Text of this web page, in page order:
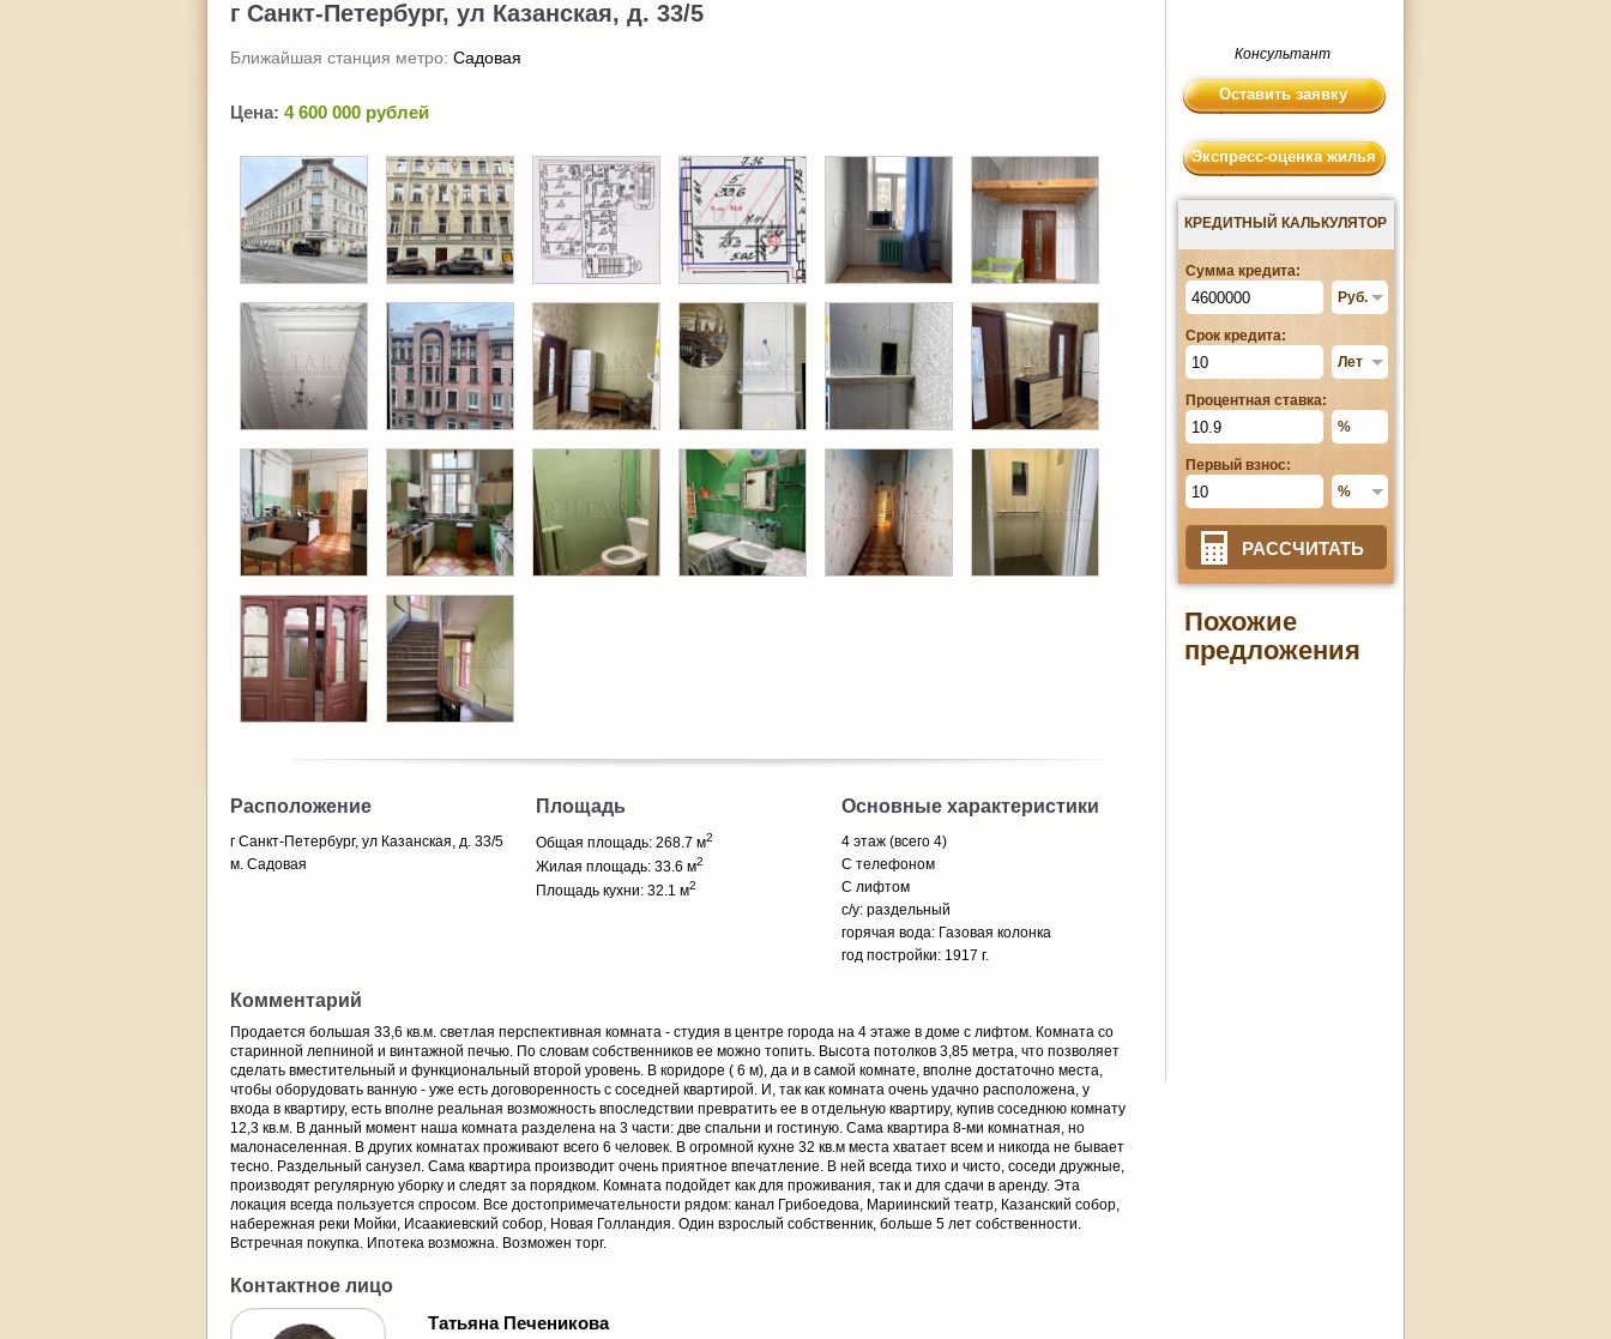
г Санкт-Петербург, ул Казанская, д. 33/5
Ближайшая станция метро: Садовая
Цена: 4 600 000 рублей
Расположение
г Санкт-Петербург, ул Казанская, д. 33/5
м. Садовая
Площадь
Общая площадь: 268.7 м2
Жилая площадь: 33.6 м2
Площадь кухни: 32.1 м2
Основные характеристики
4 этаж (всего 4)
С телефоном
С лифтом
с/у: раздельный
горячая вода: Газовая колонка
год постройки: 1917 г.
Комментарий
Продается большая 33,6 кв.м. светлая перспективная комната - студия в центре города на 4 этаже в доме с лифтом. Комната со
старинной лепниной и винтажной печью. По словам собственников ее можно топить. Высота потолков 3,85 метра, что позволяет
сделать вместительный и функциональный второй уровень. В коридоре ( 6 м), да и в самой комнате, вполне достаточно места,
чтобы оборудовать ванную - уже есть договоренность с соседней квартирой. И, так как комната очень удачно расположена, у
входа в квартиру, есть вполне реальная возможность впоследствии превратить ее в отдельную квартиру, купив соседнюю комнату
12,3 кв.м. В данный момент наша комната разделена на 3 части: две спальни и гостиную. Сама квартира 8-ми комнатная, но
малонаселенная. В других комнатах проживают всего 6 человек. В огромной кухне 32 кв.м места хватает всем и никогда не бывает
тесно. Раздельный санузел. Сама квартира производит очень приятное впечатление. В ней всегда тихо и чисто, соседи дружные,
производят регулярную уборку и следят за порядком. Комната подойдет как для проживания, так и для сдачи в аренду. Эта
локация всегда пользуется спросом. Все достопримечательности рядом: канал Грибоедова, Мариинский театр, Казанский собор,
набережная реки Мойки, Исаакиевский собор, Новая Голландия. Один взрослый собственник, больше 5 лет собственности.
Встречная покупка. Ипотека возможна. Возможен торг.
Контактное лицо
Татьяна Печеникова
Консультант
Оставить заявку
Экспресс-оценка жилья
КРЕДИТНЫЙ КАЛЬКУЛЯТОР
Сумма кредита:
Срок кредита:
Процентная ставка:
Первый взнос:
РАССЧИТАТЬ
Похожие
предложения